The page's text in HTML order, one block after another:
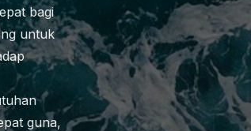
bagi
untuk
guna,